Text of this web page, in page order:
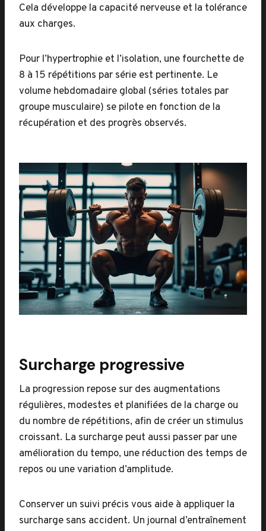
Cela développe la capacité nerveuse et la tolérance
aux charges.
Pour l’hypertrophie et l’isolation, une fourchette de
8 à 15 répétitions par série est pertinente. Le
volume hebdomadaire global (séries totales par
groupe musculaire) se pilote en fonction de la
récupération et des progrès observés.
Surcharge progressive
La progression repose sur des augmentations
régulières, modestes et planifiées de la charge ou
du nombre de répétitions, afin de créer un stimulus
croissant. La surcharge peut aussi passer par une
amélioration du tempo, une réduction des temps de
repos ou une variation d’amplitude.
Conserver un suivi précis vous aide à appliquer la
surcharge sans accident. Un journal d’entraînement